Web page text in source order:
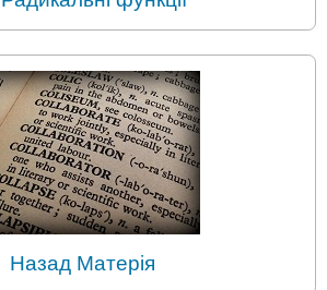
Назад Матерія